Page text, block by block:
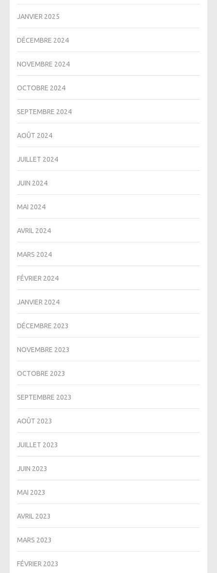
JANVIER 2025
DÉCEMBRE 2024
NOVEMBRE 2024
OCTOBRE 2024
SEPTEMBRE 2024
AOÛT 2024
JUILLET 2024
JUIN 2024
MAI 2024
AVRIL 2024
MARS 2024
FÉVRIER 2024
JANVIER 2024
DÉCEMBRE 2023
NOVEMBRE 2023
OCTOBRE 2023
SEPTEMBRE 2023
AOÛT 2023
JUILLET 2023
JUIN 2023
MAI 2023
AVRIL 2023
MARS 2023
FÉVRIER 2023